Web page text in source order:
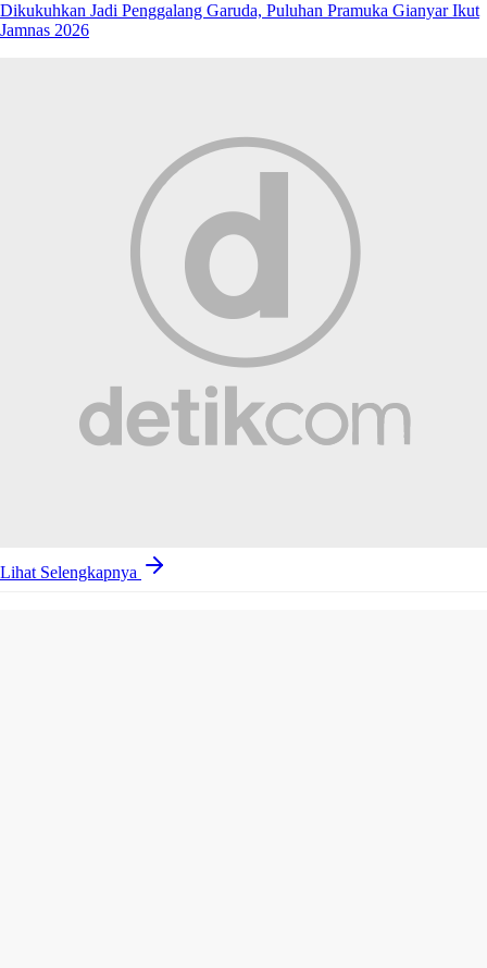
Dikukuhkan Jadi Penggalang Garuda, Puluhan Pramuka Gianyar Ikut
Jamnas 2026
Lihat Selengkapnya